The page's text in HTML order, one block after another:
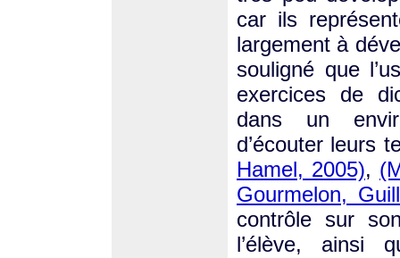
car ils
largement à
souligné que
exercices de
dans un
d’écouter leurs
Hamel, 2005),
Gourmelon,
contrôle sur
l’élève, ainsi